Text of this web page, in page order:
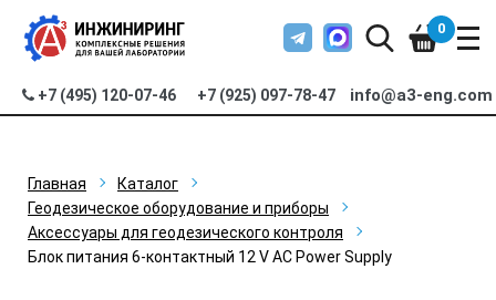
+7 (495) 120-07-46 +7 (925) 097-78-47 info@a3-eng.com
0
Главная
Каталог
Геодезическое оборудование и приборы
Аксессуары для геодезического контроля
Блок питания 6-контактный 12 V AC Power Supply